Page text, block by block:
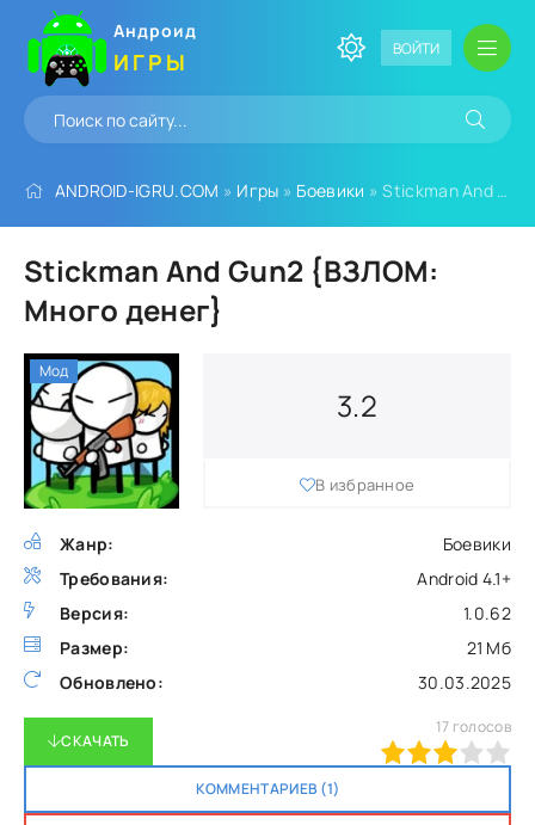
Андроид
ИГРЫ ВОЙТИ
ANDROID-IGRU.COM » Игры » Боевики » Stickman And Gun2 {ВЗЛОМ: Много денег}
Stickman And Gun2 {ВЗЛОМ:
Много денег}
Жанр:
Боевики
Требования:
Android 4.1+
Версия:
1.0.62
Размер:
21 Мб
Обновлено:
30.03.2025
3.2
В избранное
СКАЧАТЬ
КОММЕНТАРИЕВ (1)
17 голосов
Мод